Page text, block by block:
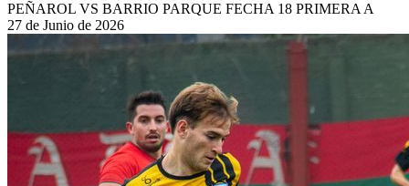
PEÑAROL VS BARRIO PARQUE FECHA 18 PRIMERA A
27 de Junio de 2026